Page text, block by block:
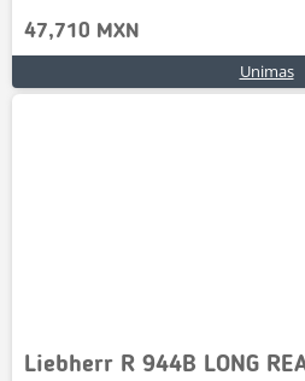
47,710 MXN
Unimas